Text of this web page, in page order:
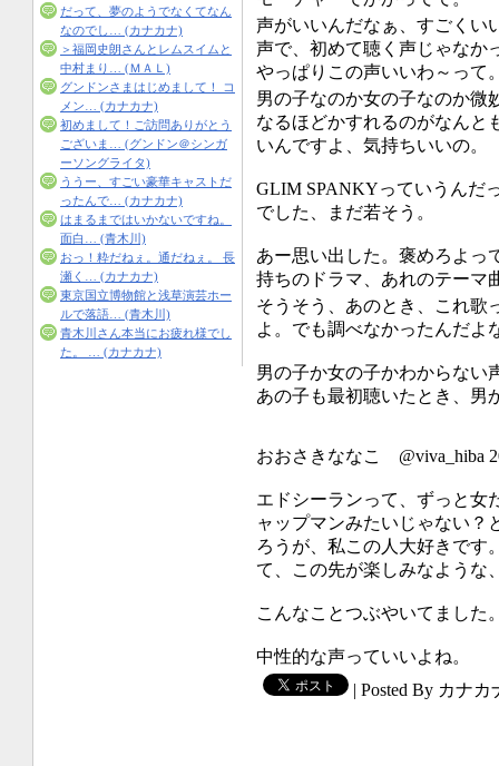
だって、夢のようでなくてなん
なのでし… (カナカナ)
＞福岡史朗さんとレムスイムと
中村まり… (ＭＡＬ)
グンドンさまはじめまして！ コ
メン… (カナカナ)
初めまして！ご訪問ありがとう
ございま… (グンドン＠シンガ
ーソングライタ)
ううー、すごい豪華キャストだ
ったんで… (カナカナ)
はまるまではいかないですね。
面白… (青木川)
おっ！粋だねぇ。通だねぇ。 長
瀬く… (カナカナ)
東京国立博物館と浅草演芸ホー
ルで落語… (青木川)
青木川さん本当にお疲れ様でし
た。 … (カナカナ)
声がいいんだなぁ、すごくい
声で、初めて聴く声じゃなか
やっぱりこの声いいわ～って
男の子なのか女の子なのか微
なるほどかすれるのがなんと
いんですよ、気持ちいいの。
GLIM SPANKYっていうんだ
でした、まだ若そう。
あー思い出した。褒めろよっ
持ちのドラマ、あれのテーマ
そうそう、あのとき、これ歌
よ。でも調べなかったんだよ
男の子か女の子かわからない
あの子も最初聴いたとき、男
おおさきななこ @viva_hiba
エドシーランって、ずっと女
ャップマンみたいじゃない？
ろうが、私この人大好きです
て、この先が楽しみなような
こんなことつぶやいてました
中性的な声っていいよね。
| Posted By カナカ